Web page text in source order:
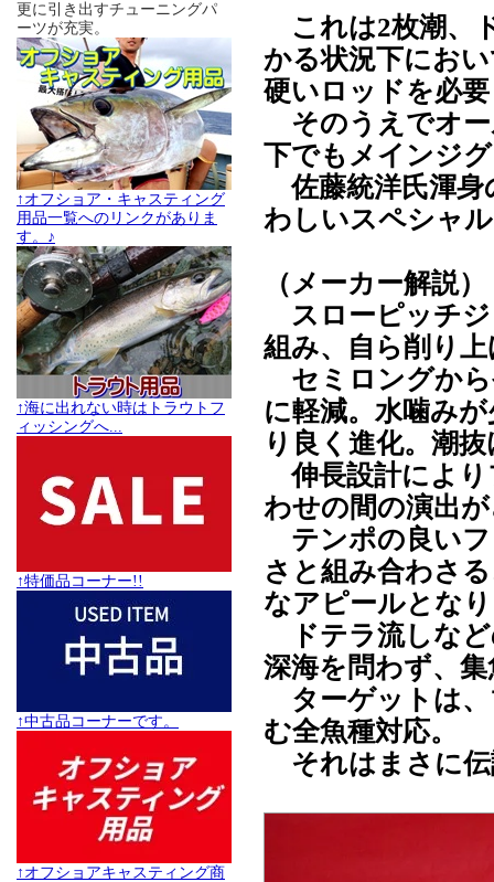
更に引き出すチューニングパ
ーツが充実。
↑オフショア・キャスティング
用品一覧へのリンクがありま
す。♪
↑海に出れない時はトラウトフ
ィッシングへ...
↑特価品コーナー!!
↑中古品コーナーです。
↑オフショアキャスティング商
これは2枚潮、
かる状況下にお
硬いロッドを必
そのうえでオー
下でもメインジ
佐藤統洋氏渾身
わしいスペシャ
（メーカー解説）
スローピッチジ
組み、自ら削り
セミロングから
に軽減。水噛み
り良く進化。潮
伸長設計により
わせの間の演出
テンポの良いフ
さと組み合わさ
なアピールとな
ドテラ流しなど
深海を問わず、
ターゲットは、
む全魚種対応。
それはまさに伝